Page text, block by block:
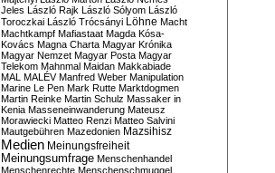
Jeles László Rajk László Sólyom László
Toroczkai László Trócsányi Löhne Macht
Machtkampf Mafiastaat Magda Kósa-
Kovács Magna Charta Magyar Krónika
Magyar Nemzet Magyar Posta Magyar
Telekom Mahnmal Maidan Makkabiade
MAL MALÉV Manfred Weber Manipulation
Marine Le Pen Mark Rutte Marktdogmen
Martin Reinke Martin Schulz Massaker in
Kenia Masseneinwanderung Mateusz
Morawiecki Matteo Renzi Matteo Salvini
Mautgebühren Mazedonien Mazsihisz
Medien Meinungsfreiheit
Meinungsumfrage Menschenhandel
Menschenrechte Menschenschmuggel